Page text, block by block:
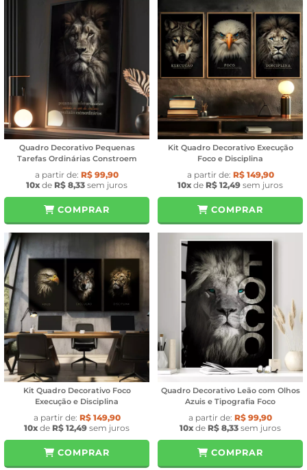
Quadro Decorativo Pequenas
Tarefas Ordinárias Constroem
a partir de: R$ 99,90
10x de R$ 8,33 sem juros
COMPRAR
Kit Quadro Decorativo Execução
Foco e Disciplina
a partir de: R$ 149,90
10x de R$ 12,49 sem juros
COMPRAR
Kit Quadro Decorativo Foco
Execução e Disciplina
a partir de: R$ 149,90
10x de R$ 12,49 sem juros
COMPRAR
Quadro Decorativo Leão com Olhos
Azuis e Tipografia Foco
a partir de: R$ 99,90
10x de R$ 8,33 sem juros
COMPRAR